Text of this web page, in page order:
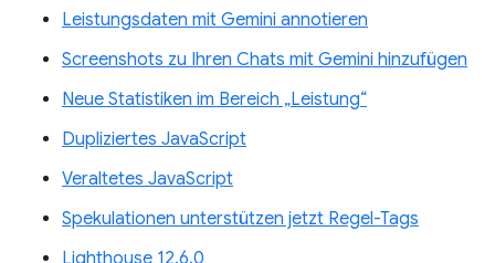
Leistungsdaten mit Gemini annotieren
Screenshots zu Ihren Chats mit Gemini hinzufügen
Neue Statistiken im Bereich „Leistung“
Dupliziertes JavaScript
Veraltetes JavaScript
Spekulationen unterstützen jetzt Regel-Tags